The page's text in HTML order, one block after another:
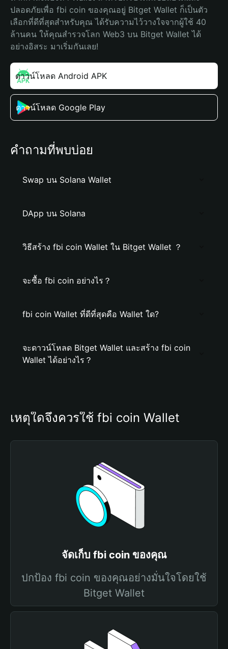
ปลอดภัยเพื่อ fbi coin ของคุณอยู่ Bitget Wallet ก็เป็นตัว
เลือกที่ดีที่สุดสำหรับคุณ ได้รับความไว้วางใจจากผู้ใช้ 40
ล้านคน ให้คุณสำรวจโลก Web3 บน Bitget Wallet ได้
อย่างอิสระ มาเริ่มกันเลย!
ดาวน์โหลด Android APK
ดาวน์โหลด Google Play
คำถามที่พบบ่อย
Swap บน Solana Wallet
DApp บน Solana
วิธีสร้าง fbi coin Wallet ใน Bitget Wallet ？
จะซื้อ fbi coin อย่างไร？
fbi coin Wallet ที่ดีที่สุดคือ Wallet ใด?
จะดาวน์โหลด Bitget Wallet และสร้าง fbi coin
Wallet ได้อย่างไร？
เหตุใดจึงควรใช้ fbi coin Wallet
จัดเก็บ fbi coin ของคุณ
ปกป้อง fbi coin ของคุณอย่างมั่นใจโดยใช้
Bitget Wallet